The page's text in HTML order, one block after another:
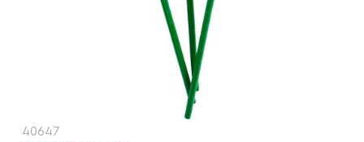
40647